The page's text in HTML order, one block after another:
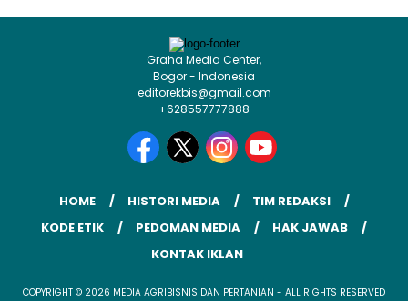
Graha Media Center,
Bogor - Indonesia
editorekbis@gmail.com
+628557777888
HOME HISTORI MEDIA
TIM REDAKSI
KODE ETIK
PEDOMAN MEDIA
HAK JAWAB
KONTAK IKLAN
COPYRIGHT © 2026 MEDIA AGRIBISNIS DAN PERTANIAN - ALL RIGHTS RESERVED